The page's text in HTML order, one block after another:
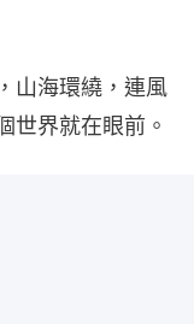
山海環繞，連風
世界就在眼前。